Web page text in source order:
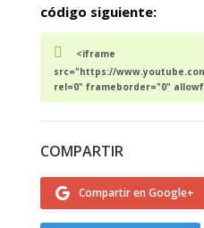
código siguiente:
<iframe
src="https://
rel=0" frameborder="0"
COMPARTIR
Compartir en Google+